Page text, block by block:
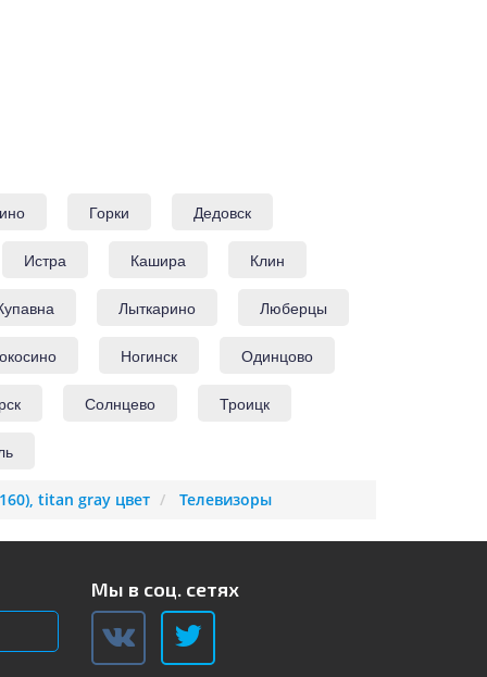
Горки Дедовск
Истра Кашира Клин
Лыткарино Люберцы
Ногинск Одинцово
Солнцево Троицк
titan gray цвет Телевизоры
Мы в соц. сетях